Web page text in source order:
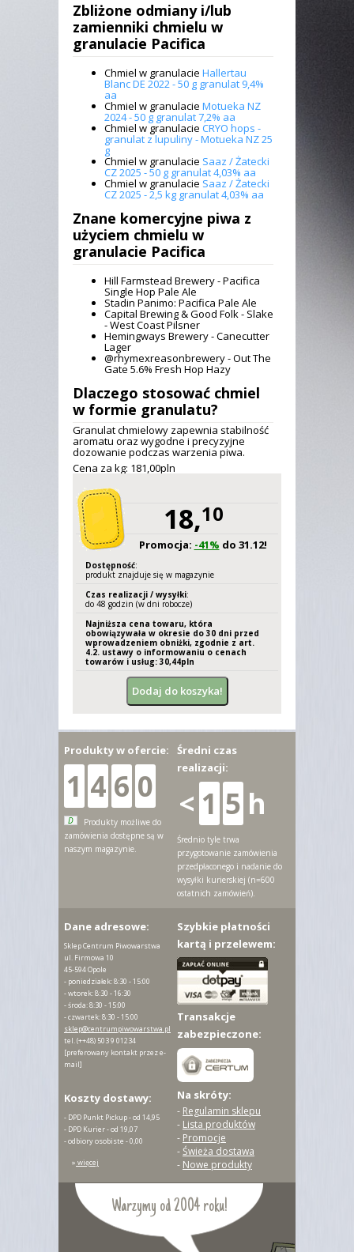
Zbliżone odmiany i/lub
zamienniki chmielu w
granulacie Pacifica
Chmiel w granulacie Hallertau
Blanc DE 2022 - 50 g granulat 9,4%
aa
Chmiel w granulacie Motueka NZ
2024 - 50 g granulat 7,2% aa
Chmiel w granulacie CRYO hops -
granulat z lupuliny - Motueka NZ 25
g
Chmiel w granulacie Saaz / Żatecki
CZ 2025 - 50 g granulat 4,03% aa
Chmiel w granulacie Saaz / Żatecki
CZ 2025 - 2,5 kg granulat 4,03% aa
Znane komercyjne piwa z
użyciem chmielu w
granulacie Pacifica
Hill Farmstead Brewery - Pacifica
Single Hop Pale Ale
Stadin Panimo: Pacifica Pale Ale
Capital Brewing & Good Folk - Slake
- West Coast Pilsner
Hemingways Brewery - Canecutter
Lager
@rhymexreasonbrewery - Out The
Gate 5.6% Fresh Hop Hazy
Dlaczego stosować chmiel
w formie granulatu?
Granulat chmielowy zapewnia stabilność
aromatu oraz wygodne i precyzyjne
dozowanie podczas warzenia piwa.
Cena za kg: 181,00pln
18,10
Promocja: -41% do 31.12!
Dostępność:
produkt znajduje się w magazynie
Czas realizacji / wysyłki:
do 48 godzin (w dni robocze)
Najniższa cena towaru, która
obowiązywała w okresie do 30 dni przed
wprowadzeniem obniżki, zgodnie z art.
4.2. ustawy o informowaniu o cenach
towarów i usług: 30,44pln
Warzymy od 2004 roku!
Produkty w ofercie:
1 4 6 0
D
Produkty możliwe do
zamówienia dostępne są w
naszym magazynie.
Średni czas
realizacji:
< 1 5 h
Średnio tyle trwa
przygotowanie zamówienia
przedpłaconego i nadanie do
wysyłki kurierskiej (n=600
ostatnich zamówień).
Dane adresowe:
Sklep Centrum Piwowarstwa
ul. Firmowa 10
45-594 Opole
- poniedziałek: 8:30 - 15:00
- wtorek: 8:30 - 16:30
- środa: 8:30 - 15:00
- czwartek: 8:30 - 15:00
sklep@centrumpiwowarstwa.pl
tel.(++48) 503 9 01234
[preferowany kontakt przez e-
mail]
Szybkie płatności
kartą i przelewem:
Transakcje
zabezpieczone:
Koszty dostawy:
- DPD Punkt Pickup - od 14,95
- DPD Kurier - od 19,07
- odbiory osobiste - 0,00
» więcej
Na skróty:
- Regulamin sklepu
- Lista produktów
- Promocje
-Świeża dostawa
- Nowe produkty